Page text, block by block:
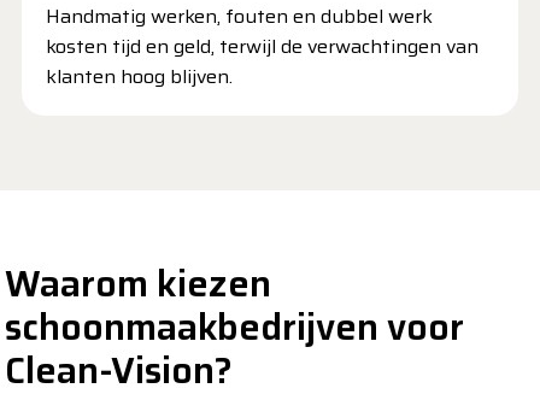
Handmatig werken, fouten en dubbel werk
kosten tijd en geld, terwijl de verwachtingen van
klanten hoog blijven.
Waarom kiezen
schoonmaakbedrijven voor
Clean-Vision?